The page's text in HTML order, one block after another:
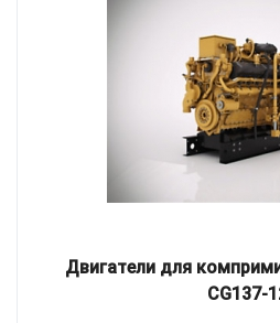
Двигатели для
CG137-